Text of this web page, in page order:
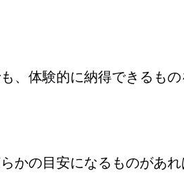
、体験的に納得できるも
かの目安になるものがあ